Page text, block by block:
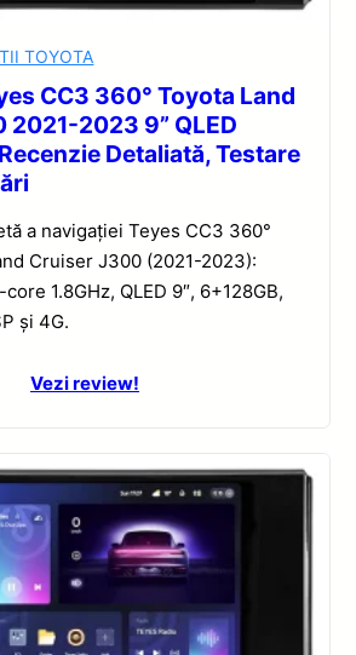
TOYOTA
CC3 360° Toyota Land
2023 9” QLED
Detaliată, Testare
a navigației Teyes CC3 360°
Cruiser J300 (2021-2023):
1.8GHz, QLED 9″, 6+128GB,
și 4G.
Vezi review!